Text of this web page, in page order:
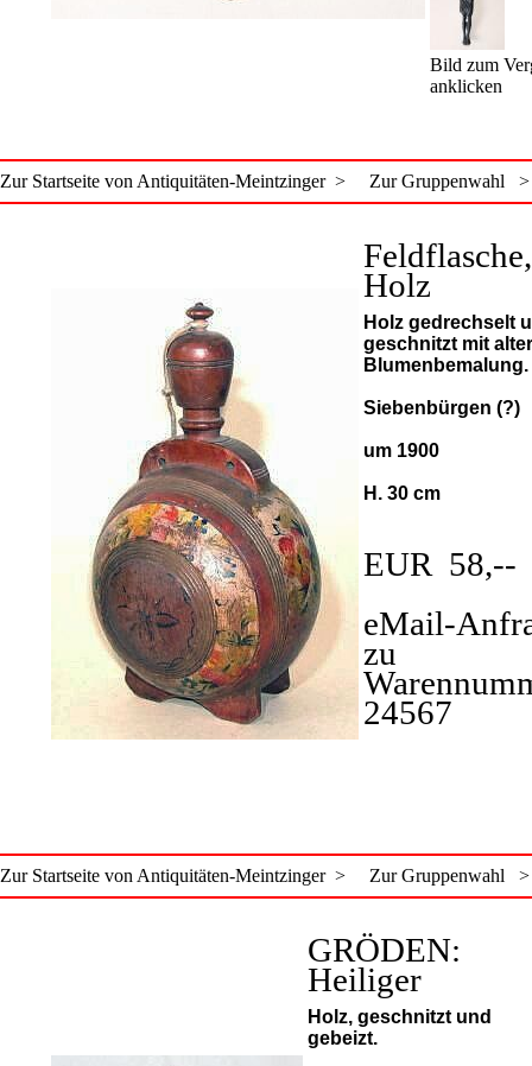
Bild zum
anklicken
Zur Startseite von Antiquitäten-Meintzinger > Zur Gruppenwahl >
Feldflasche,
Holz
Holz gedrechselt
geschnitzt mit alter
Blumenbemalung.
Siebenbürgen (?)
um 1900
H. 30 cm
EUR 58,--
eMail-
zu
24567
Zur Startseite von Antiquitäten-Meintzinger > Zur Gruppenwahl >
GRÖDEN:
Heiliger
Holz, geschnitzt und
gebeizt.